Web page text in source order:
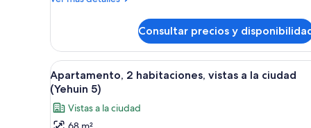
la
2)
2
habitaciones,
vistas
a
la
ciudad
(Yehuin
Consultar precios y
Abrir
todas
las
fotos
Un dormitorio con cama,
50
Apartamento, 2 habitaciones, vistas a la ciudad
(Yehuin 5)
Vistas a la ciudad